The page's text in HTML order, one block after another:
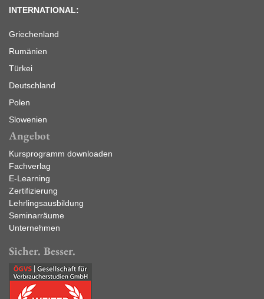
INTERNATIONAL:
Griechenland
Rumänien
Türkei
Deutschland
Polen
Slowenien
Angebot
Kursprogramm downloaden
Fachverlag
E-Learning
Zertifizierung
Lehrlingsausbildung
Seminarräume
Unternehmen
Sicher. Besser.